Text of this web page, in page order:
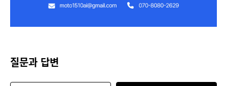
질문과 답변